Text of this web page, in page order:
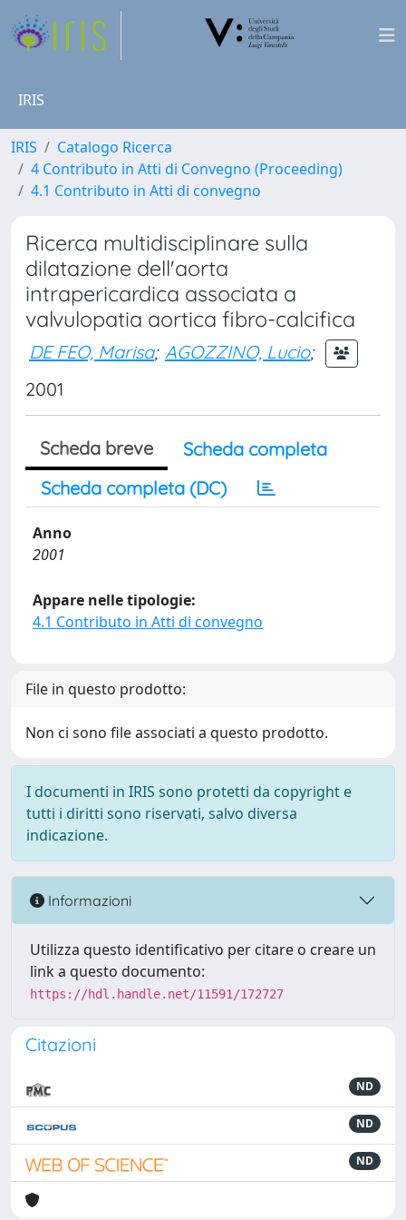
IRIS
IRIS
Catalogo Ricerca
4 Contributo in Atti di Convegno (Proceeding)
4.1 Contributo in Atti di convegno
Ricerca multidisciplinare sulla
dilatazione dell'aorta
intrapericardica associata a
valvulopatia aortica fibro-calcifica
DE FEO, Marisa; AGOZZINO, Lucio;
2001
Scheda breve
Scheda completa
Scheda completa (DC)
Anno
2001
Appare nelle tipologie:
4.1 Contributo in Atti di convegno
File in questo prodotto:
Non ci sono file associati a questo prodotto.
I documenti in IRIS sono protetti da copyright e
tutti i diritti sono riservati, salvo diversa
indicazione.
Informazioni
Utilizza questo identificativo per citare o creare un
link a questo documento:
https://hdl.handle.net/11591/172727
Citazioni
ND
ND
ND